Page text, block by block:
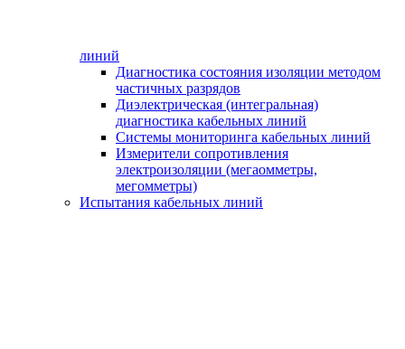
линий
Диагностика состояния изоляции методом
частичных разрядов
Диэлектрическая (интегральная)
диагностика кабельных линий
Системы мониторинга кабельных линий
Измерители сопротивления
электроизоляции (мегаомметры,
мегомметры)
Испытания кабельных линий